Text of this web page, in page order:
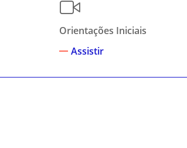
Orientações Iniciais
Assistir